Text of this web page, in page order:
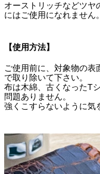
オーストリッチなどツヤ
にはご使用になれません。
【使用方法】
ご使用前に、対象物の
で取り除いて下さい。
布は木綿、古くなったT
問題ありません。
強くこすらないように気